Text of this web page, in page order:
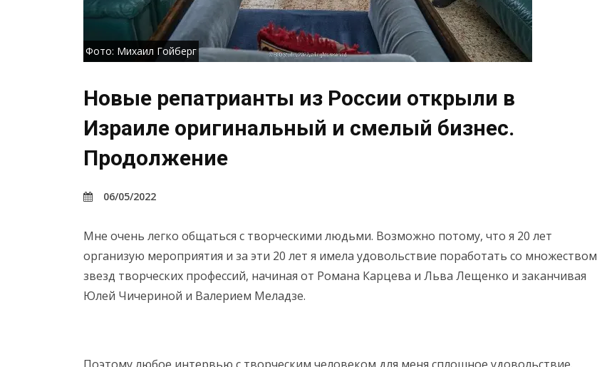
Фото: Михаил Гойберг
Новые репатрианты из России открыли в
Израиле оригинальный и смелый бизнес.
Продолжение
06/05/2022
Мне очень легко общаться с творческими людьми. Возможно потому, что я 20 лет
организую мероприятия и за эти 20 лет я имела удовольствие поработать со множеством
звезд творческих профессий, начиная от Романа Карцева и Льва Лещенко и заканчивая
Юлей Чичериной и Валерием Меладзе.